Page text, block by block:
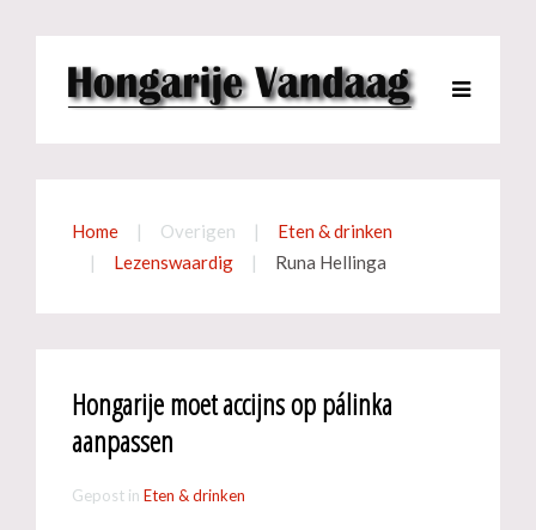
Home Overigen
Eten & drinken
Lezenswaardig
Runa Hellinga
Hongarije moet accijns op pálinka
aanpassen
Gepost in Eten & drinken